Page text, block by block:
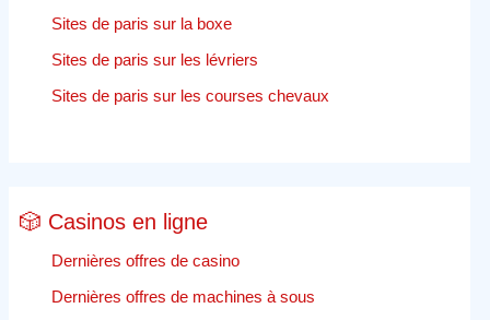
Sites de paris sur la boxe
Sites de paris sur les lévriers
Sites de paris sur les courses chevaux
🎲 Casinos en ligne
Dernières offres de casino
Dernières offres de machines à sous